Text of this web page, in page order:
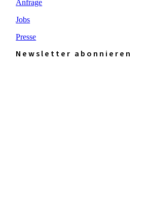
Anfrage
Jobs
Presse
Newsletter abonnieren